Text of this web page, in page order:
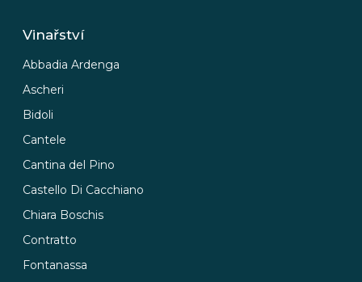
Vinařství
Abbadia Ardenga
Ascheri
Bidoli
Cantele
Cantina del Pino
Castello Di Cacchiano
Chiara Boschis
Contratto
Fontanassa